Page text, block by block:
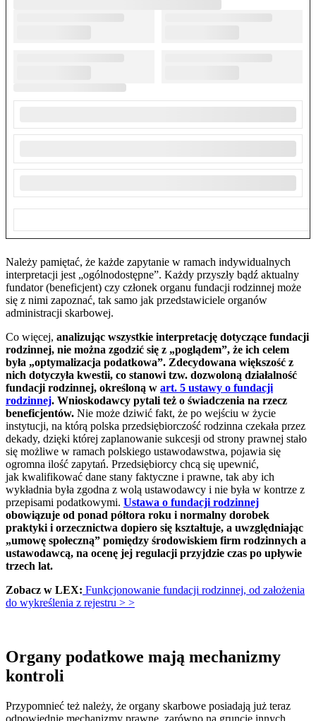
Należy pamiętać, że każde zapytanie w ramach indywidualnych
interpretacji jest „ogólnodostępne”. Każdy przyszły bądź aktualny
fundator (beneficjent) czy członek organu fundacji rodzinnej może
się z nimi zapoznać, tak samo jak przedstawiciele organów
administracji skarbowej.
Co więcej, analizując wszystkie interpretację dotyczące fundacji
rodzinnej, nie można zgodzić się z „poglądem”, że ich celem
była „optymalizacja podatkowa”. Zdecydowana większość z
nich dotyczyła kwestii, co stanowi tzw. dozwoloną działalność
fundacji rodzinnej, określoną w art. 5 ustawy o fundacji
rodzinnej. Wnioskodawcy pytali też o świadczenia na rzecz
beneficjentów. Nie może dziwić fakt, że po wejściu w życie
instytucji, na którą polska przedsiębiorczość rodzinna czekała przez
dekady, dzięki której zaplanowanie sukcesji od strony prawnej stało
się możliwe w ramach polskiego ustawodawstwa, pojawia się
ogromna ilość zapytań. Przedsiębiorcy chcą się upewnić,
jak kwalifikować dane stany faktyczne i prawne, tak aby ich
wykładnia była zgodna z wolą ustawodawcy i nie była w kontrze z
przepisami podatkowymi. Ustawa o fundacji rodzinnej
obowiązuje od ponad półtora roku i normalny dorobek
praktyki i orzecznictwa dopiero się kształtuje, a uwzględniając
„umowę społeczną” pomiędzy środowiskiem firm rodzinnych a
ustawodawcą, na ocenę jej regulacji przyjdzie czas po upływie
trzech lat.
Zobacz w LEX: Funkcjonowanie fundacji rodzinnej, od założenia
do wykreślenia z rejestru > >
Organy podatkowe mają mechanizmy
kontroli
Przypomnieć też należy, że organy skarbowe posiadają już teraz
odpowiednie mechanizmy prawne, zarówno na gruncie innych